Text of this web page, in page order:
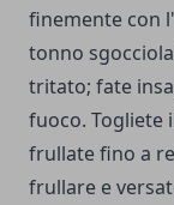
finemente con
tonno
tritato; fate
fuoco. Togliete
frullate fino a
frullare e